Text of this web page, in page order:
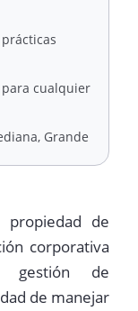
cualquier
Grande
propiedad de
corporativa
gestión de
de manejar